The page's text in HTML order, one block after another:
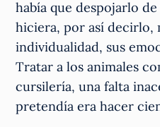
había que despojarlo
hiciera, por así decirlo,
individualidad, sus
Tratar a los animales
cursilería, una falta
pretendía era hacer